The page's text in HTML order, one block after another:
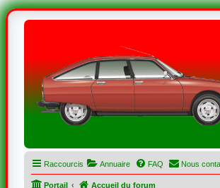
Raccourcis Annuaire FAQ Nous
Portail Accueil du forum